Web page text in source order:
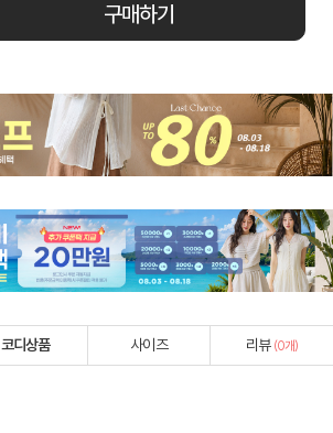
구매하기
코디상품 사이즈 리뷰 (0개)